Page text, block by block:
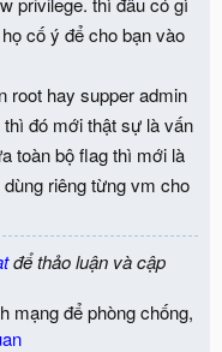
cố ý để cho bạn vào
root hay supper admin
đó mới thật sự là vấn
toàn bộ flag thì mới là
riêng từng vm cho
để thảo luận và cập
mạng để phòng chống,